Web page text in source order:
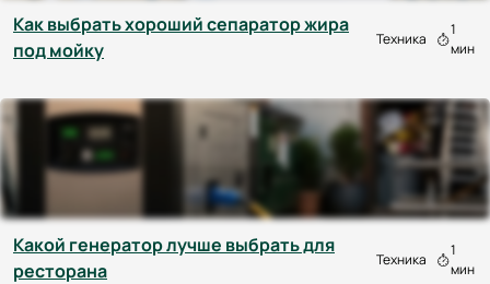
Как выбрать хороший сепаратор жира
под мойку
Техника
1
мин
Какой генератор лучше выбрать для
ресторана
Техника
1
мин